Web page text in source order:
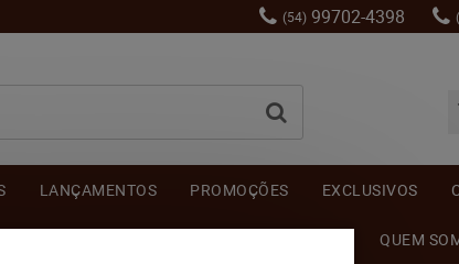
(54) 99702-4398
LANÇAMENTOS PROMOÇÕES EXCLUSIVOS
QUEM